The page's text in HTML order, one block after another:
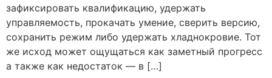
зафиксировать квалификацию, удержать
управляемость, прокачать умение, сверить версию,
сохранить режим либо удержать хладнокровие. Тот
же исход может ощущаться как заметный прогресс
а также как недостаток — в […]